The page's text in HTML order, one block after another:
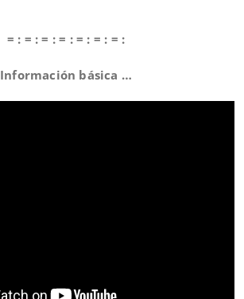
= : = : = : = : = : = : = :
Información básica …